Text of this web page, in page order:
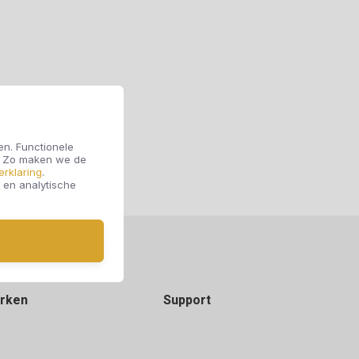
Functionele
maken we de
.
en analytische
Support